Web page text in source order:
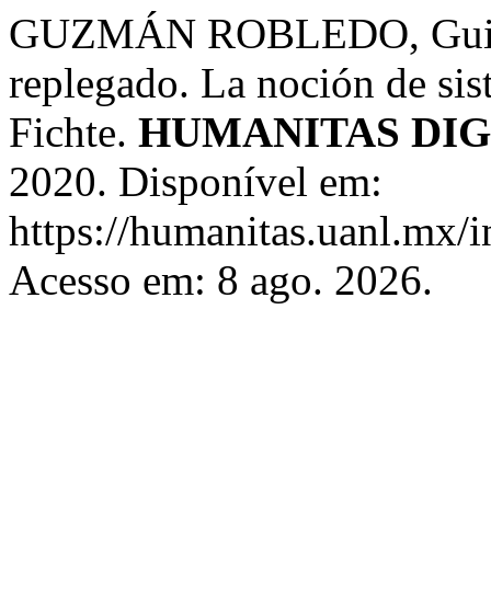
GUZMÁN ROBLEDO,
replegado. La noción de
Fichte. HUMANITAS
2020. Disponível em:
https://
Acesso em: 8 ago. 2026.